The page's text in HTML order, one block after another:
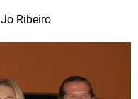
Jo Ribeiro